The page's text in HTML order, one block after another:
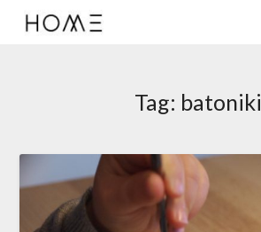
Tag: batoniki